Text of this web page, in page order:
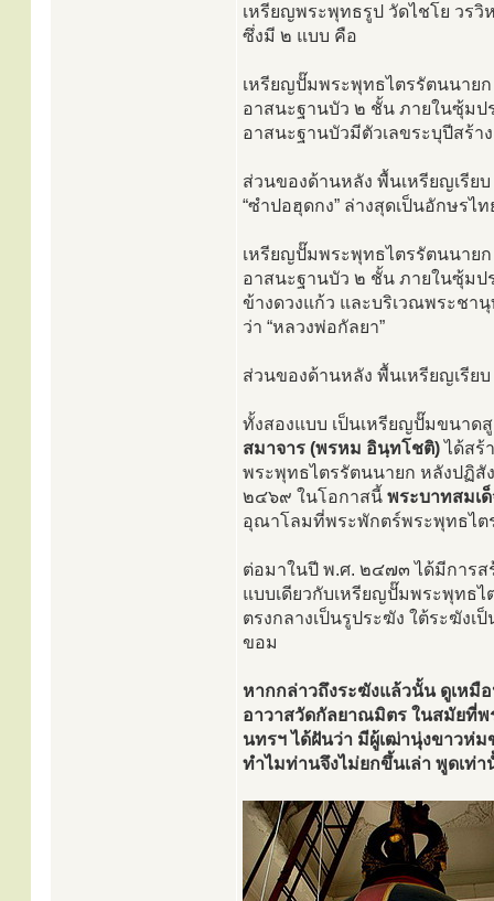
เหรียญพระพุทธรูป วัดไชโย วรวิ
ซึ่งมี ๒ แบบ คือ
เหรียญปั๊มพระพุทธไตรรัตนนาย
อาสนะฐานบัว ๒ ชั้น ภายในซุ้ม
อาสนะฐานบัวมีตัวเลขระบุปีสร้า
ส่วนของด้านหลัง พื้นเหรียญเรีย
“ซำปอฮุดกง” ล่างสุดเป็นอักษรไท
เหรียญปั๊มพระพุทธไตรรัตนนาย
อาสนะฐานบัว ๒ ชั้น ภายในซุ้ม
ข้างดวงแก้ว และบริเวณพระชา
ว่า “หลวงพ่อกัลยา”
ส่วนของด้านหลัง พื้นเหรียญเรีย
ทั้งสองแบบ เป็นเหรียญปั๊มขนาด
สมาจาร (พรหม อินฺทโชติ)ได้สร้
พระพุทธไตรรัตนนายก หลังปฏิ
๒๔๖๙ ในโอกาสนี้ พระบาทสมเ
อุณาโลมที่พระพักตร์พระพุทธไต
ต่อมาในปี พ.ศ. ๒๔๗๓ ได้มีการ
แบบเดียวกับเหรียญปั๊มพระพุทธ
ตรงกลางเป็นรูประฆัง ใต้ระฆัง
ขอม
หากกล่าวถึงระฆังแล้วนั้น ดูเหมื
อาวาสวัดกัลยาณมิตร ในสมัยที่พ
นทรฯ ได้ฝันว่า มีผู้เฒ่านุ่งขาวห่
ทำไมท่านจึงไม่ยกขึ้นเล่า พูดเท่